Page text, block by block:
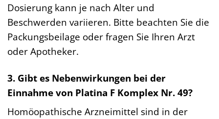
Dosierung kann je nach Alter und
Beschwerden variieren. Bitte beachten Sie die
Packungsbeilage oder fragen Sie Ihren Arzt
oder Apotheker.
3. Gibt es Nebenwirkungen bei der
Einnahme von Platina F Komplex Nr. 49?
Homöopathische Arzneimittel sind in der